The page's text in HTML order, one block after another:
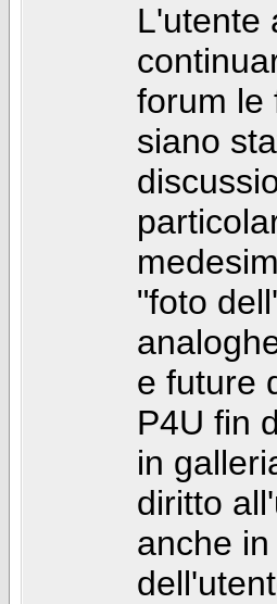
L'utente
forum le
siano
"foto
e future
P4U fin
in
diritto
anche